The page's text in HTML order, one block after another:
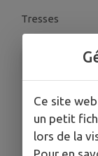
Tresses
LIEU
19 avenue
DATE
Le sam. 20
Ce site
un petit
lors de la